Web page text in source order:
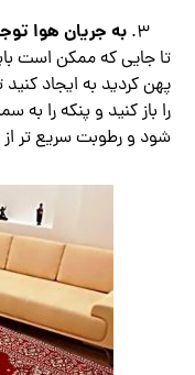
به جریان هوا
تا جایی که ممکن است
پهن کردید به ایجاد
را باز کنید و پنکه را
شود و رطوبت سریع تر